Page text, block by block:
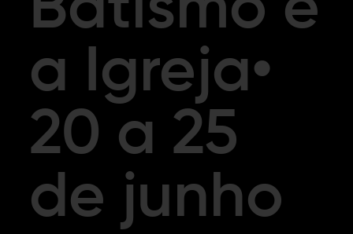
a Igreja•
20 a 25
de junho